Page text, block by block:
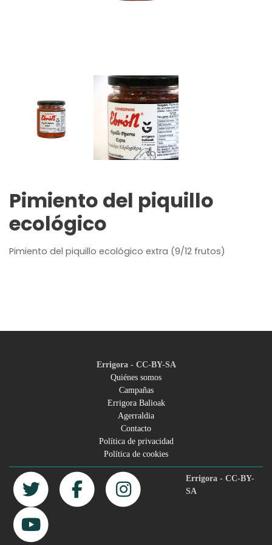
Pimiento del piquillo
ecológico
Pimiento del piquillo ecológico extra (9/12 frutos)
Footer
menu
Errigora - CC-BY-SA
Quiénes somos
Campañas
Errigora Balioak
Agerraldia
Contacto
Política de privacidad
Política de cookies
Errigora - CC-BY-
SA